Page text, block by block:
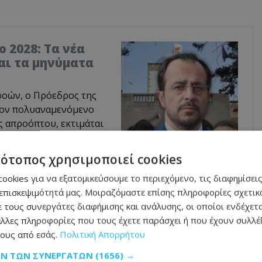
2028: Τα νέα
τα μηνύματα
ο Πρόεδρος της
πολυαναμενόμενο
εκτιμάται
του 2028. Οι
βάζοντας τέλος
περίοδο των
τιτλοφορεί το κύριο θέμα της η
προτάσεις νόμου για πρόσβαση των
χρησιμοποιεί cookies
για να εξατομικεύσουμε το περιεχόμενο, τις
μας. Μοιραζόμαστε επίσης πληροφορίες
συνεργάτες διαφήμισης και ανάλυσης, οι οποίοι
πληροφορίες που τους έχετε παράσχει ή που έχουν
από εσάς. Πολιτική Απορρήτου
ΤΩΝ ΣΥΝΕΡΓΑΤΏΝ (1656) →